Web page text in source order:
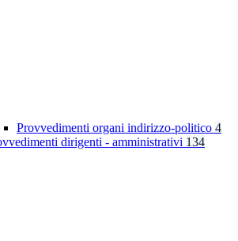
Provvedimenti organi indirizzo-politico 4
dirigenti - amministrativi 134